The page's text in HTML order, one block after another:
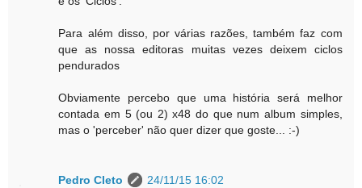
Para além disso, por várias razões, também faz com
que as nossa editoras muitas vezes deixem ciclos
pendurados
Obviamente percebo que uma história será melhor
contada em 5 (ou 2) x48 do que num album simples,
mas o 'perceber' não quer dizer que goste... :-)
Pedro Cleto
24/11/15 16:02